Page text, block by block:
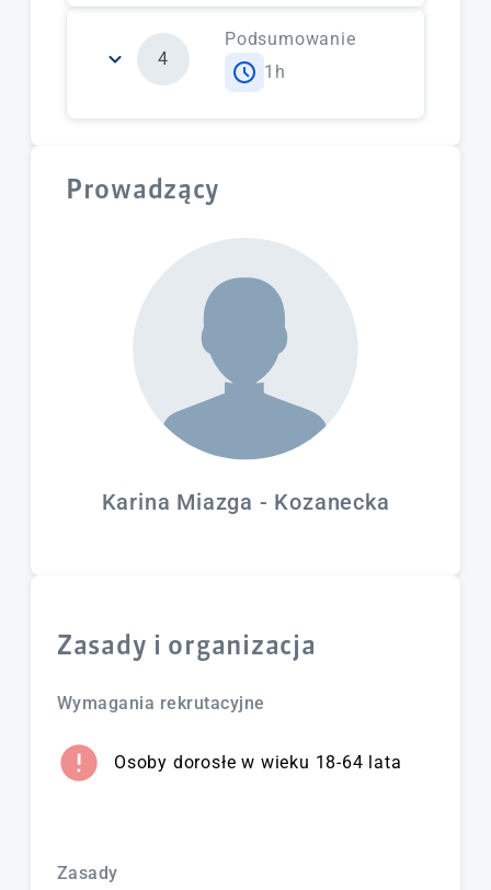
Korzystne wskazówki
formatowania tekstu.
4
Podsumowanie
1h
Prowadzący
Karina Miazga - Kozanecka
Zasady i organizacja
Wymagania rekrutacyjne
Osoby dorosłe w wieku 18-64 lata
Zasady